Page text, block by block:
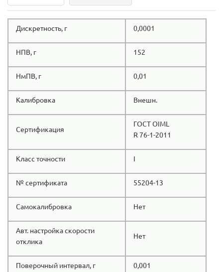
Дискретность, г 0,0001
НПВ, г 152
НмПВ, г 0,01
Калибровка Внешн.
Сертификация
ГОСТ OIML
R 76-1-2011
Класс точности I
№ сертификата 55204-13
Самокалибровка Нет
Авт. настройка скорости
отклика
Нет
Поверочный интервал, г 0,001